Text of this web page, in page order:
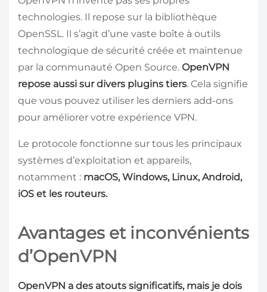
technologies. Il repose sur la bibliothèque
OpenSSL. Il s’agit d’une vaste boîte à outils
technologique de sécurité créée et maintenue
par la communauté Open Source. OpenVPN
repose aussi sur divers plugins tiers. Cela signifie
que vous pouvez utiliser les derniers add-ons
pour améliorer votre expérience VPN.
Le protocole fonctionne sur tous les principaux
systèmes d’exploitation et appareils,
notamment : macOS, Windows, Linux, Android,
iOS et les routeurs.
Avantages et inconvénients
d’OpenVPN
OpenVPN a des atouts significatifs, mais je dois